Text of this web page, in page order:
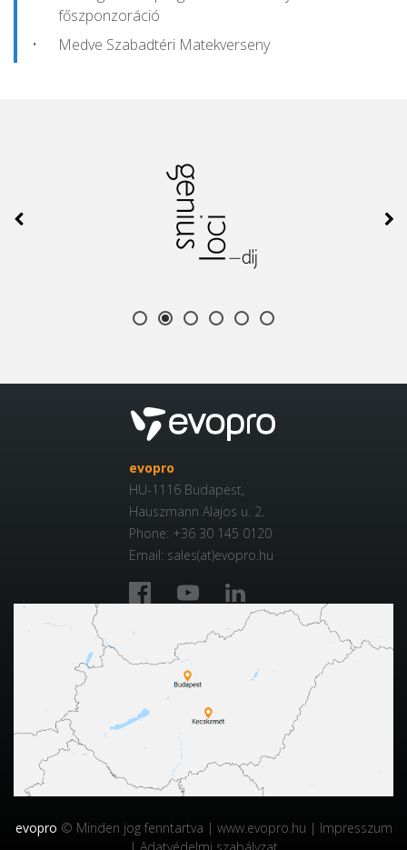
főszponzoráció
Medve Szabadtéri Matekverseny
evopro
HU-1116 Budapest,
Hauszmann Alajos u. 2.
Phone: +36 30 145 0120
Email: sales(at)evopro.hu
evopro © Minden jog fenntartva | www.evopro.hu | Impresszum